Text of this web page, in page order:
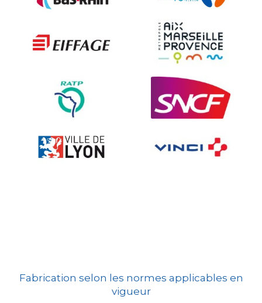
Les techniques de dissuasion
Ville fleurie, village fleuri
Signalisation embarquée
Fabrication selon les normes applicables en
vigueur